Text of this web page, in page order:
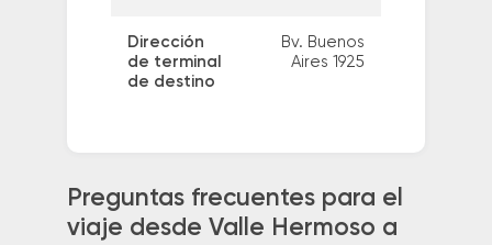
Dirección
de terminal
de destino
Bv. Buenos
Aires 1925
Preguntas frecuentes para el
viaje desde Valle Hermoso a